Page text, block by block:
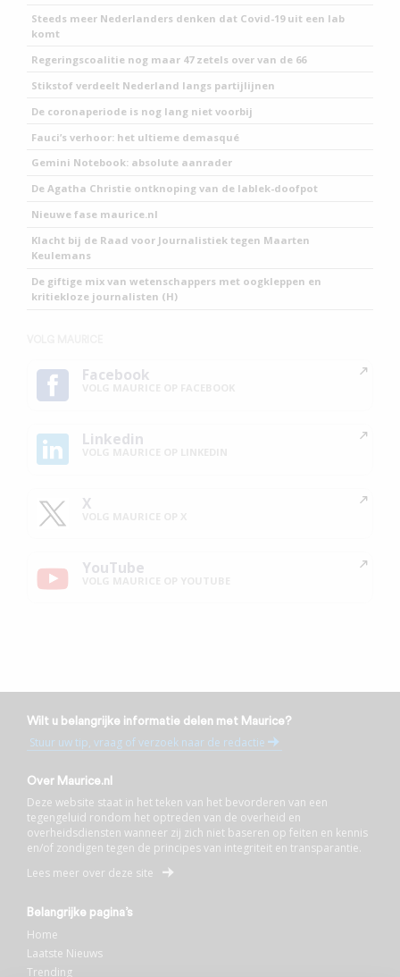
Steeds meer Nederlanders denken dat Covid-19 uit een lab
komt
Regeringscoalitie nog maar 47 zetels over van de 66
Stikstof verdeelt Nederland langs partijlijnen
De coronaperiode is nog lang niet voorbij
Fauci’s verhoor: het ultieme demasqué
Gemini Notebook: absolute aanrader
De Agatha Christie ontknoping van de lablek-doofpot
Nieuwe fase maurice.nl
Klacht bij de Raad voor Journalistiek tegen Maarten
Keulemans
De giftige mix van wetenschappers met oogkleppen en
kritiekloze journalisten (H)
Facebook
Linkedin
X
YouTube
Wilt u belangrijke informatie delen met Maurice?
Stuur uw tip, vraag of verzoek naar de redactie
Over Maurice.nl
Deze website staat in het teken van het bevorderen van een
tegengeluid rondom het optreden van de overheid en
overheidsdiensten wanneer zij zich niet baseren op feiten en kennis
en/of zondigen tegen de principes van integriteit en transparantie.
Lees meer over deze site
Belangrijke pagina’s
Home
Laatste Nieuws
Trending